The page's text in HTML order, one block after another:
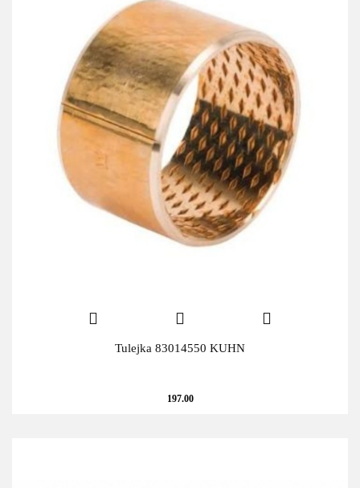
Tulejka 83014550 KUHN
197.00